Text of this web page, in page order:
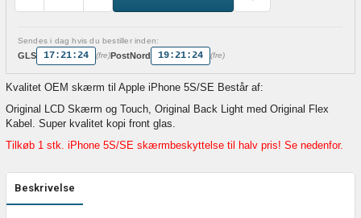
Sendes i dag hvis du bestiller inden:
GLS 17:21:24 (fre)PostNord 19:21:24 (fre)
Kvalitet OEM skærm til Apple iPhone 5S/SE Består af:
Original LCD Skærm og Touch, Original Back Light med Original Flex
Kabel. Super kvalitet kopi front glas.
Tilkøb 1 stk. iPhone 5S/SE skærmbeskyttelse til halv pris! Se nedenfor.
Beskrivelse